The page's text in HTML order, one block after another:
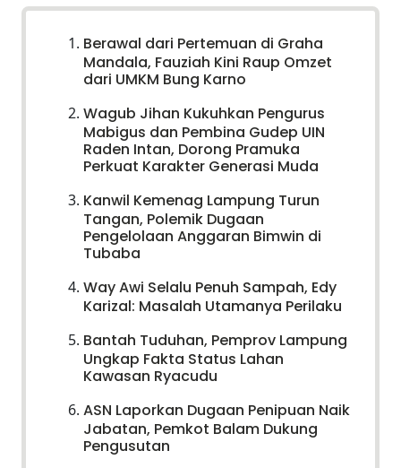
Berawal dari Pertemuan di Graha
Mandala, Fauziah Kini Raup Omzet
dari UMKM Bung Karno
Wagub Jihan Kukuhkan Pengurus
Mabigus dan Pembina Gudep UIN
Raden Intan, Dorong Pramuka
Perkuat Karakter Generasi Muda
Kanwil Kemenag Lampung Turun
Tangan, Polemik Dugaan
Pengelolaan Anggaran Bimwin di
Tubaba
Way Awi Selalu Penuh Sampah, Edy
Karizal: Masalah Utamanya Perilaku
Bantah Tuduhan, Pemprov Lampung
Ungkap Fakta Status Lahan
Kawasan Ryacudu
ASN Laporkan Dugaan Penipuan Naik
Jabatan, Pemkot Balam Dukung
Pengusutan